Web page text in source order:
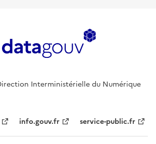
Interministérielle du Numérique
info.gouv.fr service-public.fr